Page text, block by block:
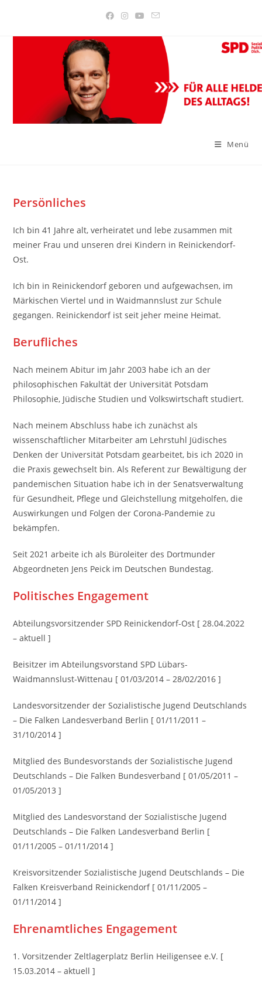
springen
Menü
Persönliches
Ich bin 41 Jahre alt, verheiratet und lebe zusammen mit
meiner Frau und unseren drei Kindern in Reinickendorf-
Ost.
Ich bin in Reinickendorf geboren und aufgewachsen, im
Märkischen Viertel und in Waidmannslust zur Schule
gegangen. Reinickendorf ist seit jeher meine Heimat.
Berufliches
Nach meinem Abitur im Jahr 2003 habe ich an der
philosophischen Fakultät der Universität Potsdam
Philosophie, Jüdische Studien und Volkswirtschaft studiert.
Nach meinem Abschluss habe ich zunächst als
wissenschaftlicher Mitarbeiter am Lehrstuhl Jüdisches
Denken der Universität Potsdam gearbeitet, bis ich 2020 in
die Praxis gewechselt bin. Als Referent zur Bewältigung der
pandemischen Situation habe ich in der Senatsverwaltung
für Gesundheit, Pflege und Gleichstellung mitgeholfen, die
Auswirkungen und Folgen der Corona-Pandemie zu
bekämpfen.
Seit 2021 arbeite ich als Büroleiter des Dortmunder
Abgeordneten Jens Peick im Deutschen Bundestag.
Politisches Engagement
Abteilungsvorsitzender SPD Reinickendorf-Ost [ 28.04.2022
– aktuell ]
Beisitzer im Abteilungsvorstand SPD Lübars-
Waidmannslust-Wittenau [ 01/03/2014 – 28/02/2016 ]
Landesvorsitzender der Sozialistische Jugend Deutschlands
– Die Falken Landesverband Berlin [ 01/11/2011 –
31/10/2014 ]
Mitglied des Bundesvorstands der Sozialistische Jugend
Deutschlands – Die Falken Bundesverband [ 01/05/2011 –
01/05/2013 ]
Mitglied des Landesvorstand der Sozialistische Jugend
Deutschlands – Die Falken Landesverband Berlin [
01/11/2005 – 01/11/2014 ]
Kreisvorsitzender Sozialistische Jugend Deutschlands – Die
Falken Kreisverband Reinickendorf [ 01/11/2005 –
01/11/2014 ]
Ehrenamtliches Engagement
1. Vorsitzender Zeltlagerplatz Berlin Heiligensee e.V. [
15.03.2014 – aktuell ]